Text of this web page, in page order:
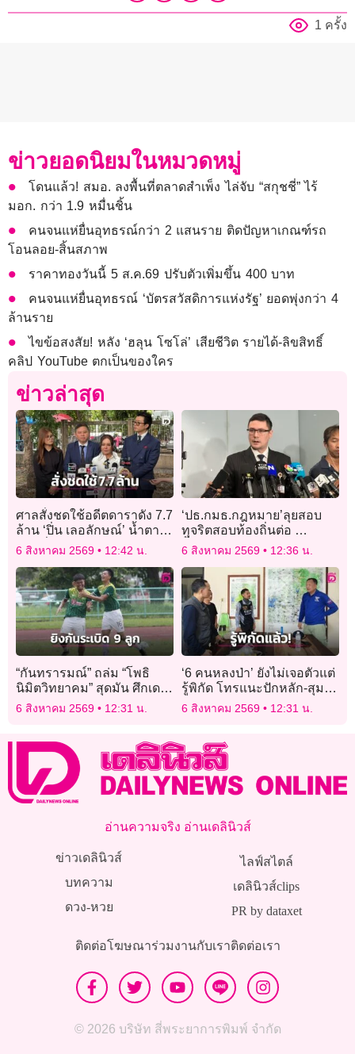
1 ครั้ง
ข่าวยอดนิยมในหมวดหมู่
โดนแล้ว! สมอ. ลงพื้นที่ตลาดสำเพ็ง ไล่จับ “สกุชชี่” ไร้
มอก. กว่า 1.9 หมื่นชิ้น
คนจนแห่ยื่นอุทธรณ์กว่า 2 แสนราย ติดปัญหาเกณฑ์รถ
โอนลอย-สิ้นสภาพ
ราคาทองวันนี้ 5 ส.ค.69 ปรับตัวเพิ่มขึ้น 400 บาท
คนจนแห่ยื่นอุทธรณ์ ‘บัตรสวัสดิการแห่งรัฐ’ ยอดพุ่งกว่า 4
ล้านราย
ไขข้อสงสัย! หลัง ‘ฮลุน โซโล่’ เสียชีวิต รายได้-ลิขสิทธิ์
คลิป YouTube ตกเป็นของใคร
ข่าวล่าสุด
ศาลสั่งชดใช้อดีตดาราดัง 7.7
ล้าน ‘ปิ่น เลอลักษณ์’ น้ำตา
คลอลั่นขอสู้ต่อ
6 สิงหาคม 2569 12:42 น.
‘ปธ.กมธ.กฎหมาย’ลุยสอบ
ทุจริตสอบท้องถิ่นต่อ
จี้’ปปง.’สอบฟอกเงิน ลาม
6 สิงหาคม 2569 12:36 น.
“กันทรารมณ์” ถล่ม “โพธิ
นิมิตวิทยาคม” สุดมัน ศึกเดลิ
นิวส์ คัพ 2026 รุ่น 16 ปี ก
6 สิงหาคม 2569 12:31 น.
‘6 คนหลงป่า’ ยังไม่เจอตัวแต่
รู้พิกัด โทรแนะปักหลัก-สุม
ฟืนส่งสัญญาณ
6 สิงหาคม 2569 12:31 น.
อ่านความจริง อ่านเดลินิวส์
ข่าวเดลินิวส์
บทความ
ดวง-หวย
ไลฟ์สไตล์
เดลินิวส์clips
PR by dataxet
ติดต่อโฆษณาร่วมงานกับเราติดต่อเรา
© 2026 บริษัท สี่พระยาการพิมพ์ จำกัด